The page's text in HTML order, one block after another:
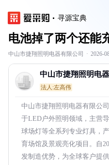
寻源宝典
电池掉了两个还能
中山市捷翔照明电器有限公司 · 2026-
中山市捷翔照明电
法人:左高伟
中山市捷翔照明电器有限公
于LED户外照明领域，主营
球场灯等全系列专业灯具，
育场馆及景观亮化项目。自
发制造优势，为全球客户提